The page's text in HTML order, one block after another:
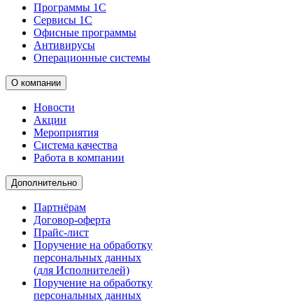
Программы 1С
Сервисы 1С
Офисные программы
Антивирусы
Операционные системы
О компании
Новости
Акции
Мероприятия
Система качества
Работа в компании
Дополнительно
Партнёрам
Договор-оферта
Прайс-лист
Поручение на обработку
персональных данных
(для Исполнителей)
Поручение на обработку
персональных данных